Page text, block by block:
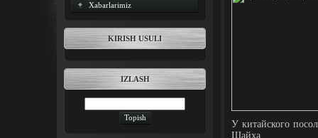
Xabarlarimiz
KIRISH USULI
IZLASH
У китайского
Шайха